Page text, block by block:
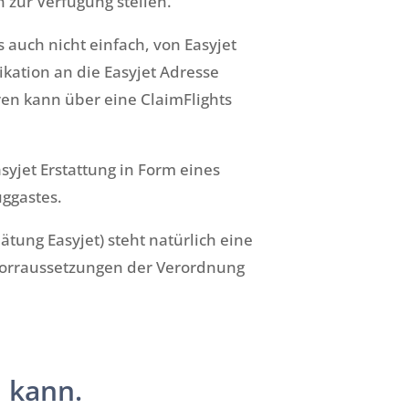
auch nicht einfach, von Easyjet
an die Easyjet Adresse
kann über eine ClaimFlights
Erstattung in Form eines
Easyjet) steht natürlich eine
der Verordnung
kann.